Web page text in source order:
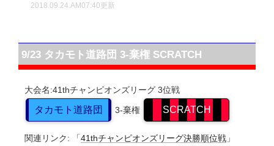
2018.09.24.AM07:40更新
9/23 タカモト道路団 3-棄権 SCRATCH
大会名:41thチャンピオンズリーグ 3位戦
タカモト道路団 3-棄権 SCRATCH
関連リンク: 「 41thチャンピオンズリーグ決勝順位戦 」